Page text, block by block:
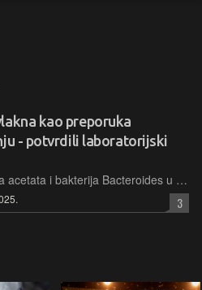
kao preporuka
- potvrdili laboratorijski
Kombinacija acetata i bakterija Bacteroides u crijevima pomaže miševima sagorijevati masnoće umjesto ugljikohidrata, oponašajući učinke keto dijete i smanjujući jetrenu i tjelesnu masnoću, a bez pribjegavanja keto dijeti
3